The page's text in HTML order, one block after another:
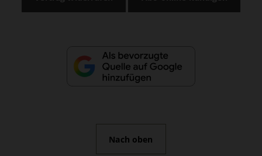
Nach oben